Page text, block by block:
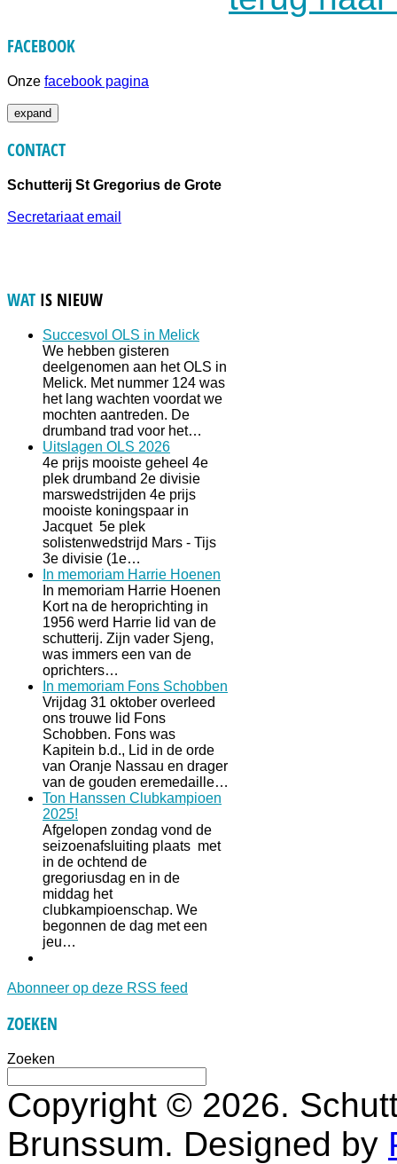
FACEBOOK
Onze facebook pagina
expand
CONTACT
Schutterij St Gregorius de Grote
Secretariaat email
WAT IS NIEUW
Succesvol OLS in Melick
We hebben gisteren
deelgenomen aan het OLS in
Melick. Met nummer 124 was
het lang wachten voordat we
mochten aantreden. De
drumband trad voor het…
Uitslagen OLS 2026
4e prijs mooiste geheel 4e
plek drumband 2e divisie
marswedstrijden 4e prijs
mooiste koningspaar in
Jacquet 5e plek
solistenwedstrijd Mars - Tijs
3e divisie (1e…
In memoriam Harrie Hoenen
In memoriam Harrie Hoenen
Kort na de heroprichting in
1956 werd Harrie lid van de
schutterij. Zijn vader Sjeng,
was immers een van de
oprichters…
In memoriam Fons Schobben
Vrijdag 31 oktober overleed
ons trouwe lid Fons
Schobben. Fons was
Kapitein b.d., Lid in de orde
van Oranje Nassau en drager
van de gouden eremedaille…
Ton Hanssen Clubkampioen
2025!
Afgelopen zondag vond de
seizoenafsluiting plaats met
in de ochtend de
gregoriusdag en in de
middag het
clubkampioenschap. We
begonnen de dag met een
jeu…
Abonneer op deze RSS feed
ZOEKEN
Zoeken
Copyright © 2026.
Brunssum. Designed by